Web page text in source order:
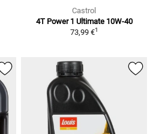
Castrol
4T Power 1 Ultimate 10W-40
73,99 €1